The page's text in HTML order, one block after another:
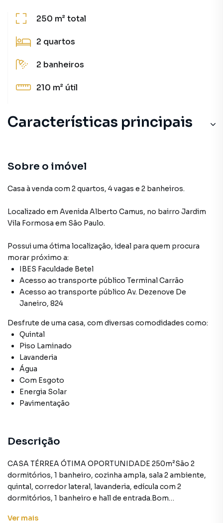
250 m²total
2 quartos
2 banheiros
210 m² útil
Características principais
Sobre o imóvel
Casa à venda com 2 quartos, 4 vagas e 2 banheiros.
Localizado em Avenida Alberto Camus, no bairro Jardim
Vila Formosa em São Paulo.
Possui uma ótima localização, ideal para quem procura
morar próximo a:
IBES Faculdade Betel
Acesso ao transporte público Terminal Carrão
Acesso ao transporte público Av. Dezenove De
Janeiro, 824
Desfrute de uma casa, com diversas comodidades como:
Quintal
Piso Laminado
Lavanderia
Água
Com Esgoto
Energia Solar
Pavimentação
Descrição
CASA TÉRREA ÓTIMA OPORTUNIDADE 250m²São 2
dormitórios, 1 banheiro, cozinha ampla, sala 2 ambiente,
quintal, corredor lateral, lavanderia, edícula com 2
dormitórios, 1 banheiro e hall de entrada.Bom
fixas cobertas.Lugar tranquilo, ótima localização, acesso as
Ver mais